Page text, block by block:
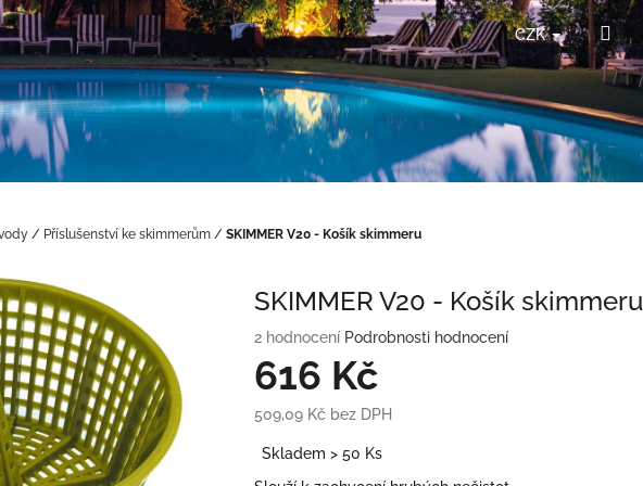
CZK
/ Příslušenství ke skimmerům / SKIMMER V20 - Košík skimmeru
SKIMMER V20 - Košík skimmeru
Průměrné
hodnocení
produktu
5,0
2 hodnocení Podrobnosti hodnocení
616 Kč
509,09 Kč bez DPH
cena:
Skladem > 50 Ks